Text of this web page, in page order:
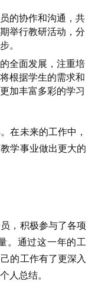
的协作和沟通，共
举行教研活动，分
。
全面发展，注重培
根据学生的需求和
加丰富多彩的学习
在未来的工作中，
学事业做出更大的
，积极参与了各项
。通过这一年的工
的工作有了更深入
人总结。